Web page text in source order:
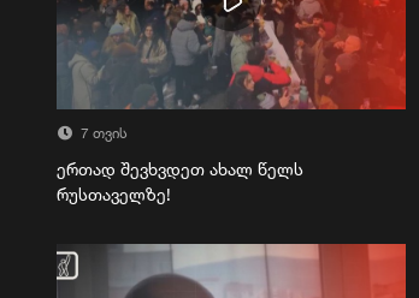
7 თვის
ერთად შევხვდეთ ახალ წელს
რუსთაველზე!